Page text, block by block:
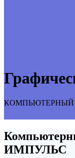
КОМПЬЮТЕРНЫЙ
ИМПУЛЬС